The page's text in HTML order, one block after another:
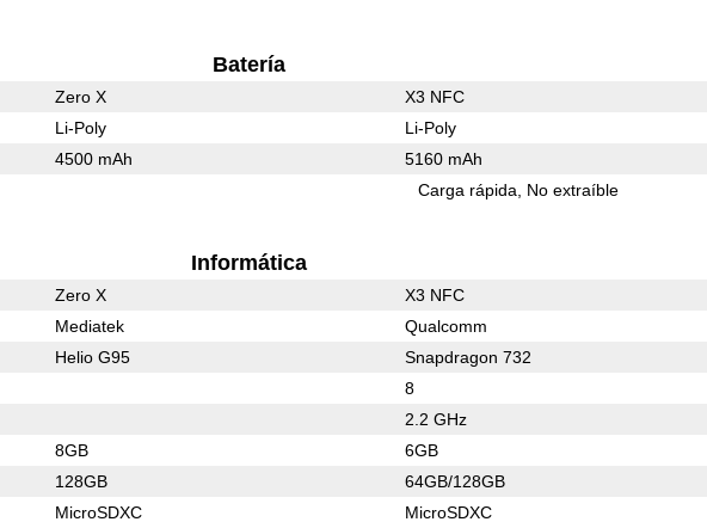
Batería
Zero X X3 NFC
Li-Poly Li-Poly
4500 mAh 5160 mAh
Carga rápida No extraíble
Informática
Zero X X3 NFC
Mediatek Qualcomm
Helio G95 Snapdragon 732
8
2.2 GHz
8GB 6GB
128GB 64GB/128GB
MicroSDXC MicroSDXC